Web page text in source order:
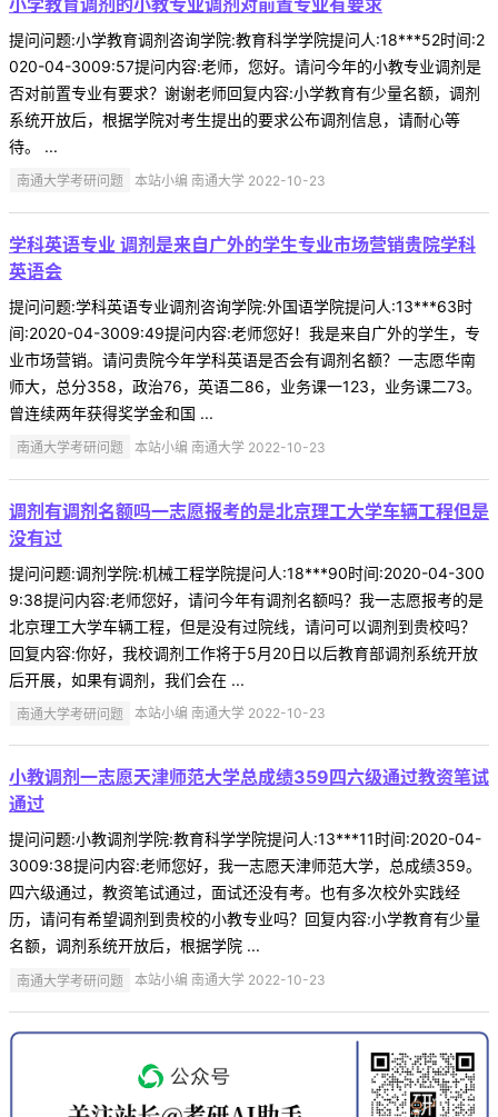
提问问题:小学教育调剂咨询学院:教育科学学院提问人:18***52时间:2
020-04-3009:57提问内容:老师，您好。请问今年的小教专业调剂是
否对前置专业有要求？谢谢老师回复内容:小学教育有少量名额，调剂
系统开放后，根据学院对考生提出的要求公布调剂信息，请耐心等
待。 ...
南通大学考研问题 本站小编 南通大学 2022-10-23
学科英语专业 调剂是来自广外的学生专业市场营销贵院学科
英语会
提问问题:学科英语专业调剂咨询学院:外国语学院提问人:13***63时
间:2020-04-3009:49提问内容:老师您好！我是来自广外的学生，专
业市场营销。请问贵院今年学科英语是否会有调剂名额？一志愿华南
师大，总分358，政治76，英语二86，业务课一123，业务课二73。
曾连续两年获得奖学金和国 ...
南通大学考研问题 本站小编 南通大学 2022-10-23
调剂有调剂名额吗一志愿报考的是北京理工大学车辆工程但是
没有过
提问问题:调剂学院:机械工程学院提问人:18***90时间:2020-04-300
9:38提问内容:老师您好，请问今年有调剂名额吗？我一志愿报考的是
北京理工大学车辆工程，但是没有过院线，请问可以调剂到贵校吗？
回复内容:你好，我校调剂工作将于5月20日以后教育部调剂系统开放
后开展，如果有调剂，我们会在 ...
南通大学考研问题 本站小编 南通大学 2022-10-23
小教调剂一志愿天津师范大学总成绩359四六级通过教资笔试
通过
提问问题:小教调剂学院:教育科学学院提问人:13***11时间:2020-04-
3009:38提问内容:老师您好，我一志愿天津师范大学，总成绩359。
四六级通过，教资笔试通过，面试还没有考。也有多次校外实践经
历，请问有希望调剂到贵校的小教专业吗？回复内容:小学教育有少量
名额，调剂系统开放后，根据学院 ...
南通大学考研问题 本站小编 南通大学 2022-10-23